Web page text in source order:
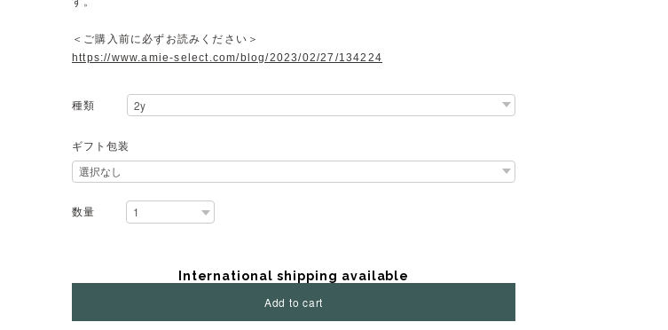
＜ご購入前に必ずお読みください＞
https://www.amie-select.com/blog/2023/02/27/134224
種類
ギフト包装
数量
International shipping available
Add to cart